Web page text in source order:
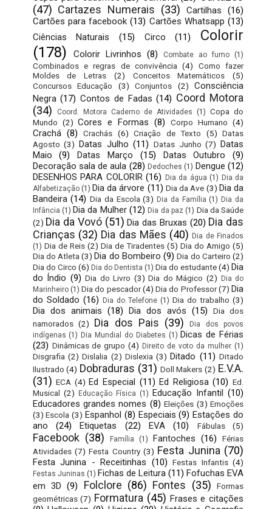
(47) Cartazes Numerais (33) Cartilhas
(16)
Cartões para facebook (13) Cartões Whatsapp (13)
Ciências Naturais
(15) Circo (11)
Colorir
(178)
Colorir Livrinhos (8) Combate ao fumo (1)
Combinados e regras de convivência (4)
Como fazer
Moldes de Letras
(2) Conceitos Matemáticos
(5)
Concursos Educação
(3) Conjuntos (2)
Consciência
Negra (17) Contos de Fadas (14) Coord Motora
(34)
Coord. Motora Caderno de Atividades (1) Copa do
Mundo (2) Cores e Formas (8) Corpo Humano (4)
Crachá (8) Crachás (6) Criação de Texto (5) Datas
Agosto (3) Datas Julho (11) Datas Junho (7) Datas
Maio
(9) Datas Março (15) Datas Outubro
(9)
Decoração sala de aula (28) Dedoches (1) Dengue (12)
DESENHOS PARA COLORIR (16) Dia da água (1) Dia da
Alfabetização (1) Dia da árvore (11) Dia da Ave (3) Dia da
Bandeira (14) Dia da Escola (3) Dia da Família (1) Dia da
Infância (1) Dia da Mulher (12) Dia da paz (1) Dia da Saúde
(2) Dia da Vovó (51) Dia das Bruxas (20) Dia das
Crianças (32) Dia das Mães (40) Dia de Finados
(1) Dia de Reis (2) Dia de Tiradentes (5) Dia do Amigo (5)
Dia do Atleta (3) Dia do Bombeiro (9) Dia do Carteiro (2)
Dia do Circo (6) Dia do Dentista (1) Dia do estudante(4) Dia
do Índio (9) Dia do Livro (3) Dia do Mágico (2)
Dia do
Marinheiro (1) Dia do pescador (4) Dia do Professor (7) Dia
do Soldado (16) Dia do Telefone (1) Dia do trabalho (3)
Dia dos animais (18) Dia dos avós (15)
Dia dos
namorados (2) Dia dos Pais (39)
Dia dos povos
indígenas (1) Dia Mundial do Diabetes (1) Dicas de Férias
(23) Dinâmicas de grupo (4) Direito de voto da mulher (1)
Disgrafia (2) Dislalia (2) Dislexia (3) Ditado (11) Ditado
Ilustrado (4) Dobraduras (31) Doll Makers (2) E.V.A.
(31) ECA (4) Ed Especial (11) Ed Religiosa (10) Ed.
Musical (2) Educação Física (1) Educação Infantil (10)
Educadores grandes nomes (8) Eleições (3) Emoções
(3) Escola (3) Espanhol (8) Especiais (9) Estações do
ano
(24) Etiquetas (22) EVA (10) Fábulas (5)
Facebook (38) Família (1) Fantoches (16)
Férias
Atividades (7) Festa Country (3) Festa Junina (70)
Festa Junina - Receitinhas (10) Festas Infantis (4)
Festas Juninas (1) Fichas de Leitura (11) Fofuchas EVA
em 3D (9) Folclore (86) Fontes (35)
Formas
geométricas (7) Formatura (45) Frases e citações